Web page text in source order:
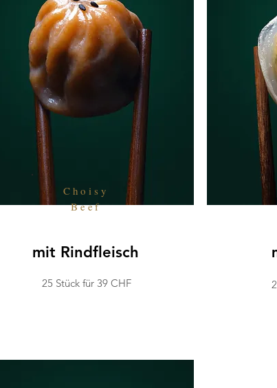
Choisy
Beef
mit Rindfleisch
25 Stück für 39 CHF